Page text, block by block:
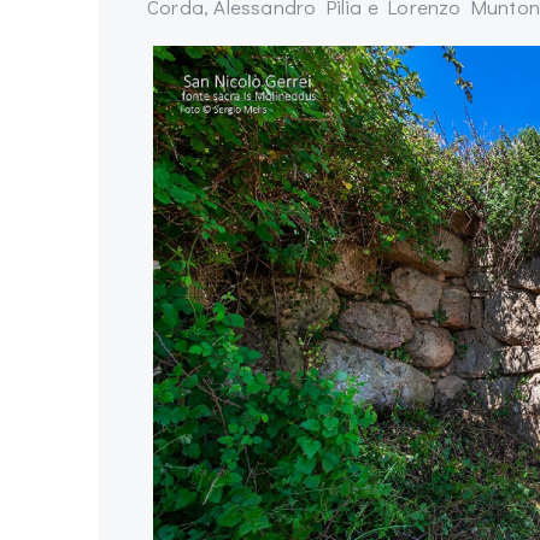
Corda, Alessandro Pilia e Lorenzo